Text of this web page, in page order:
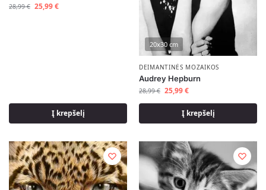
28,99€ 25,99€
Į krepšelį
20x30 cm
DEIMANTINĖS MOZAIKOS
Audrey Hepburn
28,99€ 25,99€
Į krepšelį